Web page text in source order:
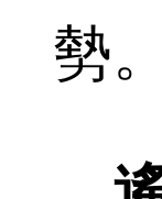
勢。